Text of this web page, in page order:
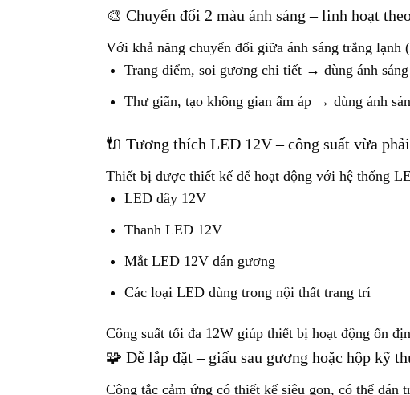
🎨 Chuyển đổi 2 màu ánh sáng – linh hoạt
Với khả năng chuyển đổi giữa ánh sáng trắng
Trang điểm, soi gương chi tiết → dùng ánh sáng
Thư giãn, tạo không gian ấm áp → dùng ánh
🔌 Tương thích LED 12V – công suất vừa phải
Thiết bị được thiết kế để hoạt động với hệ thống
LED dây 12V
Thanh LED 12V
Mắt LED 12V dán gương
Các loại LED dùng trong nội thất trang trí
Công suất tối đa 12W giúp thiết bị hoạt động ổn
🧩 Dễ lắp đặt – giấu sau gương hoặc hộp kỹ
Công tắc cảm ứng có thiết kế siêu gọn, có thể